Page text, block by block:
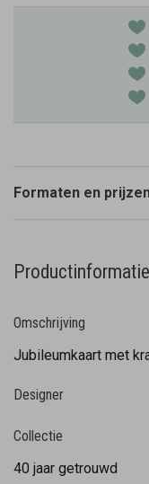
Formaten en
Productinformatie
Omschrijving
Jubileumkaart met
Designer
Collectie
40 jaar getrouwd